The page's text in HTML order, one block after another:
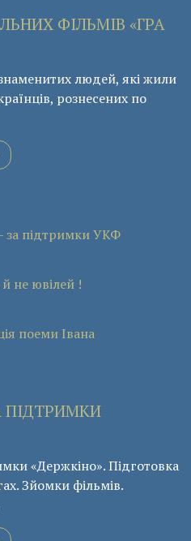
ФІЛЬМІВ «ГРА
знаменитих людей, які жили
рознесених по
за підтримки УКФ
не ювілей !
поеми Івана
ПІДТРИМКИ
«Держкіно». Підготовка
Зйомки фільмів.